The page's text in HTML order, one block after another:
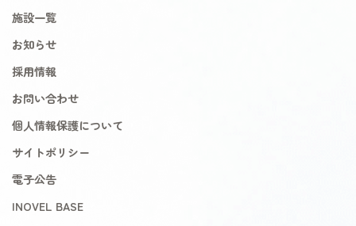
施設一覧
お知らせ
採用情報
お問い合わせ
個人情報保護について
サイトポリシー
電子公告
INOVEL BASE